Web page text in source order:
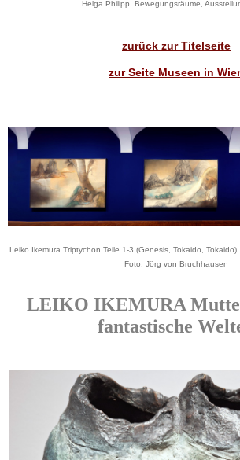
Helga Philipp, Bewegungsräume,
zurück zur Titelseite
zur Seite Museen in
Leiko Ikemura Triptychon Teile 1-3 (Genesis, Tokaido,
Foto: Jörg von Bruchhausen
LEIKO IKEMURA
fantastische